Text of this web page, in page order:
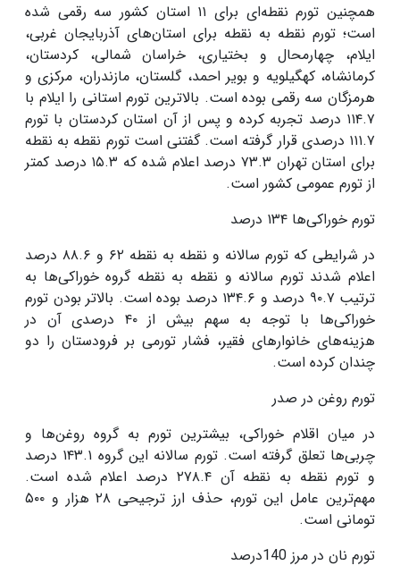
همچنین تورم نقطه‌ای برای ۱۱ استان کشور سه رقمی شده
است؛ تورم نقطه به نقطه برای استان‌های آذربایجان غربی،
ایلام، چهارمحال و بختیاری، خراسان شمالی، کردستان،
کرمانشاه، کهگیلویه و بویر احمد، گلستان، مازندران، مرکزی و
هرمزگان سه رقمی بوده است. بالاترین تورم استانی را ایلام با
۱۱۴.۷ درصد تجربه کرده و پس از آن استان کردستان با تورم
۱۱۱.۷ درصدی قرار گرفته است. گفتنی است تورم نقطه به نقطه
برای استان تهران ۷۳.۳ درصد اعلام شده که ۱۵.۳ درصد کمتر
از تورم عمومی کشور است.
تورم خوراکی‌ها ۱۳۴ درصد
در شرایطی که تورم سالانه و نقطه به نقطه ۶۲ و ۸۸.۶ درصد
اعلام شدند تورم سالانه و نقطه به نقطه گروه خوراکی‌ها به
ترتیب ۹۰.۷ درصد و ۱۳۴.۶ درصد بوده است. بالاتر بودن تورم
خوراکی‌ها با توجه به سهم بیش از۴۰ درصدی آن در
هزینه‌های خانوار‌های فقیر، فشار تورمی بر فرودستان را دو
چندان کرده است.
تورم روغن در صدر
در میان اقلام خوراکی، بیشترین تورم به گروه روغن‌ها و
چربی‌ها تعلق گرفته است. تورم سالانه این گروه ۱۴۳.۱ درصد
و تورم نقطه به نقطه آن۲۷۸.۴ درصد اعلام شده است.
مهم‌ترین عامل این تورم، حذف ارز ترجیحی ۲۸ هزار و ۵۰۰
تومانی است.
تورم نان در مرز 140درصد